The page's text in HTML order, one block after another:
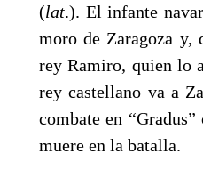
(lat.). El infante
moro de Zaragoza
rey Ramiro, quien lo
rey castellano va a
combate en
muere en la batalla.